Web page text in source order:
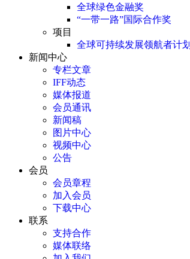
全球绿色金融奖
“一带一路”国际合作奖
项目
全球可持续发展领航者计划
新闻中心
专栏文章
IFF动态
媒体报道
会员通讯
新闻稿
图片中心
视频中心
公告
会员
会员章程
加入会员
下载中心
联系
支持合作
媒体联络